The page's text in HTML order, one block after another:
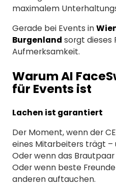
maximalem
Gerade bei Events in
Burgenland sorgt dieses
Aufmerksamkeit.
Warum AI
für Events ist
Lachen ist garantiert
Der Moment, wenn der
eines Mitarbeiters trägt –
Oder wenn das
Oder wenn beste
anderen auftauchen.